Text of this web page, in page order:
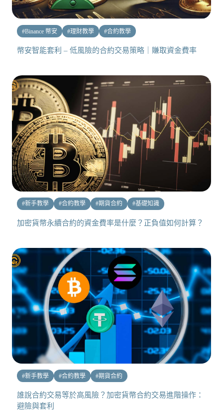
#Binance 幣安 #理財教學 #合約教學
幣安智能套利 – 低風險的合約交易策略｜賺取資金費率
#新手教學 #合約教學 #期貨合約 #基礎知識
加密貨幣永續合約的資金費率是什麼？正負值如何計算？
#新手教學 #合約教學 #期貨合約
誰說合約交易等於高風險？加密貨幣合約交易進階操作：
避險與套利